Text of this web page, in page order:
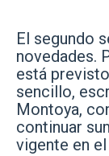
El segundo
novedades.
está
sencillo,
Montoya,
continuar
vigente en